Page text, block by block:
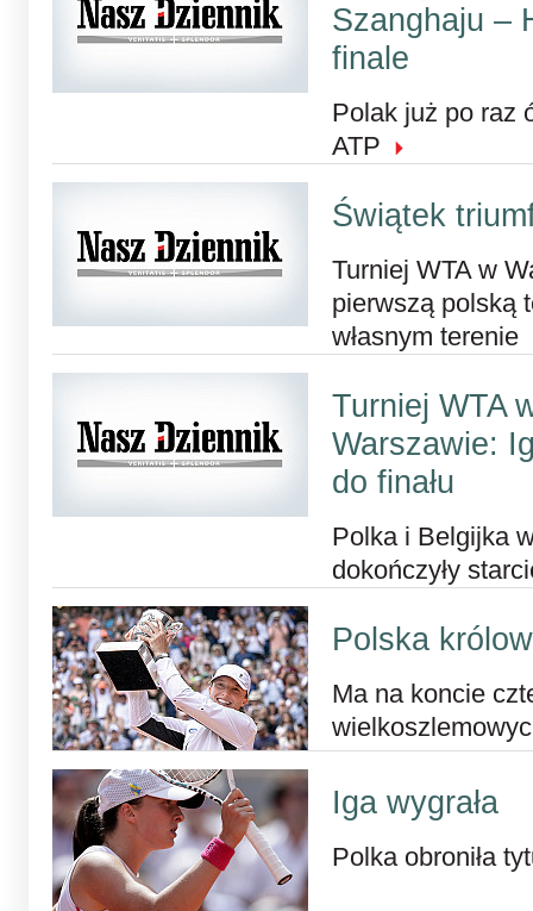
Szanghaju –
finale
Polak już po raz
ATP
Świątek
Turniej WTA w
pierwszą polską
własnym terenie
Turniej WTA
Warszawie:
do finału
Polka i Belgijka
dokończyły
Polska
Ma na koncie
Iga wygrała
Polka obroniła